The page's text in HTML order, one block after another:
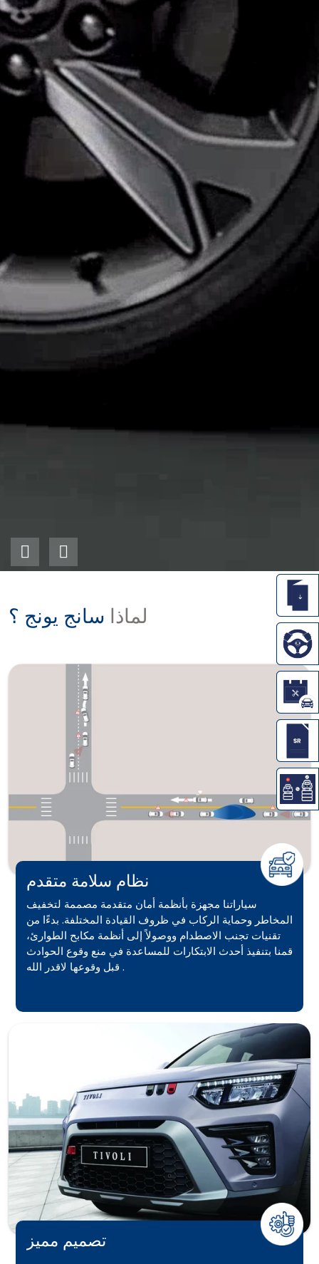
لماذا سانج يونج ؟
نظام سلامة متقدم
سياراتنا مجهزة بأنظمة أمان متقدمة مصممة لتخفيف
المخاطر وحماية الركاب في ظروف القيادة المختلفة. بدءًا من
تقنيات تجنب الاصطدام ووصولاً إلى أنظمة مكابح الطوارئ،
قمنا بتنفيذ أحدث الابتكارات للمساعدة في منع وقوع الحوادث
قبل وقوعها لاقدر الله .
تصميم مميز